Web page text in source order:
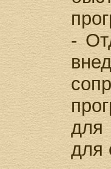
-
для
для